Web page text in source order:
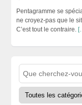
Pentagramme se
ne croyez-pas que le
C’est tout le contraire.